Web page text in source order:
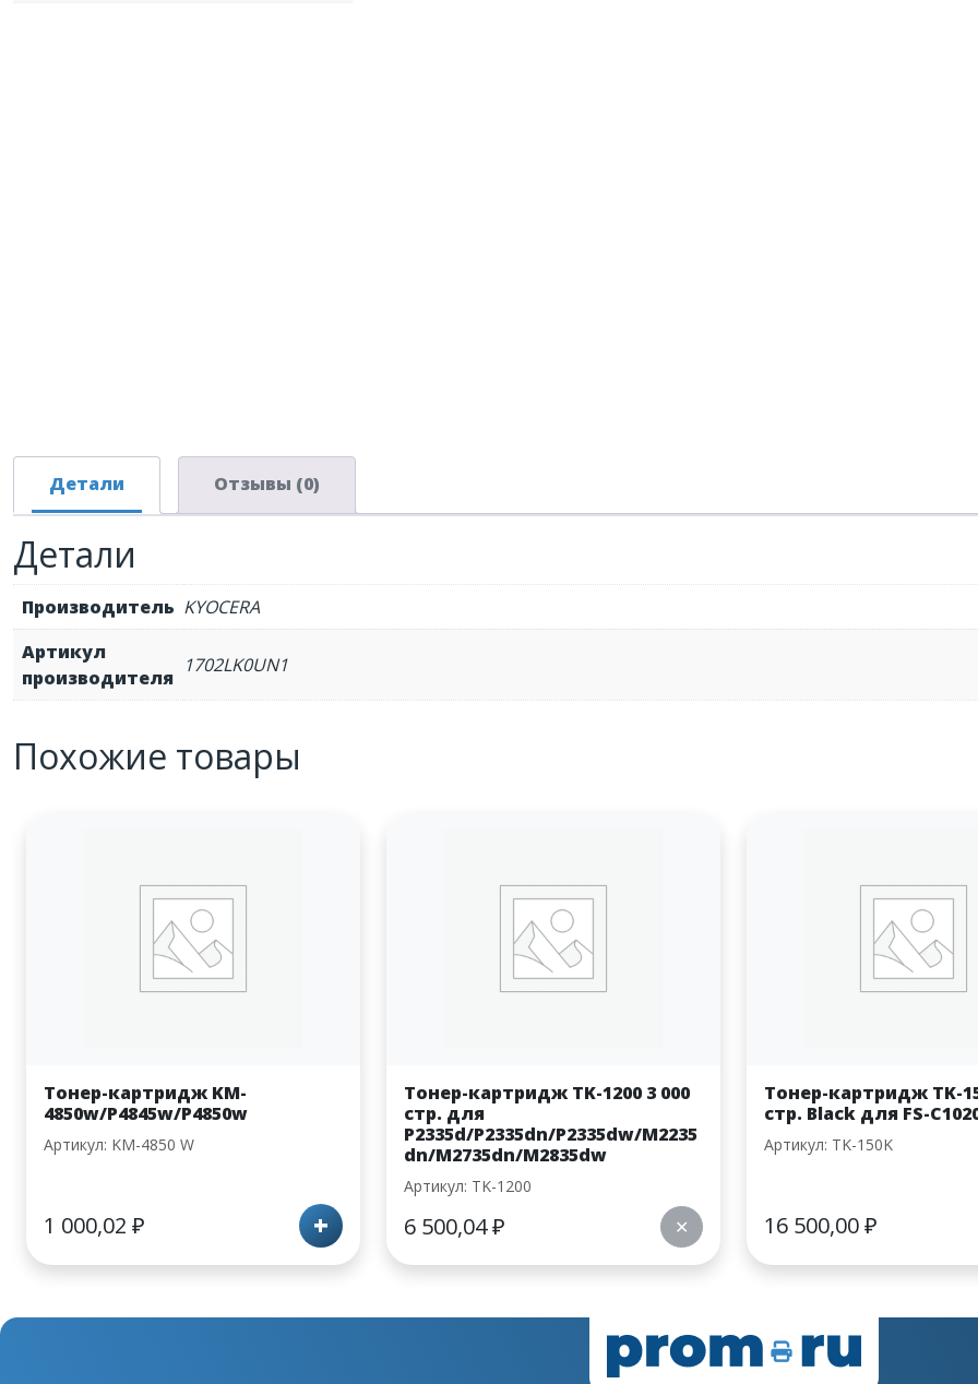
Детали Отзывы (0)
Детали
Производитель KYOCERA
Артикул
производителя
1702LK0UN1
Похожие товары
Тонер-картридж KM-
4850w/P4845w/P4850w
Артикул: KM-4850 W
1 000,02 ₽ +
Тонер-картридж TK-1200 3 000
стр. для
P2335d/P2335dn/P2335dw/M2235
dn/M2735dn/M2835dw
Артикул: TK-1200
6 500,04₽ ✕
Тонер-картридж TK-
стр. Black для FS-
Артикул: TK-150K
16 500,00₽